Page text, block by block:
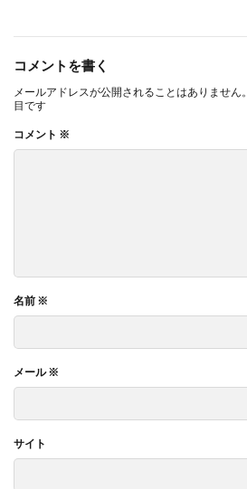
コメントを書く
メールアドレスが公開されることはありません。
目です
コメント ※
名前 ※
メール※
サイト